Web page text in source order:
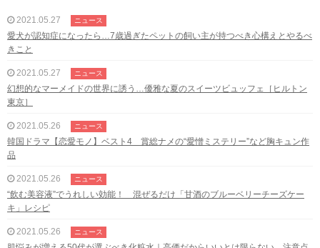
2021.05.27 ニュース
愛犬が認知症になったら…7歳過ぎたペットの飼い主が持つべき心構えとやるべ
きこと
2021.05.27 ニュース
幻想的なマーメイドの世界に誘う…優雅な夏のスイーツビュッフェ［ヒルトン
東京］
2021.05.26 ニュース
韓国ドラマ【恋愛モノ】ベスト4 賞総ナメの“愛憎ミステリー”など胸キュン作
品
2021.05.26 ニュース
“飲む美容液”でうれしい効能！ 混ぜるだけ「甘酒のブルーベリーチーズケー
キ」レシピ
2021.05.26 ニュース